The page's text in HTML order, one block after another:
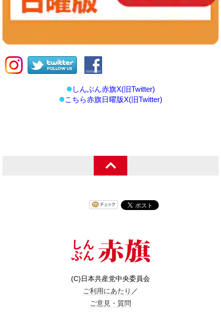
しんぶん赤旗X(旧Twitter)
こちら赤旗日曜版X(旧Twitter)
(C)日本共産党中央委員会
ご利用にあたり ／
ご意見・質問